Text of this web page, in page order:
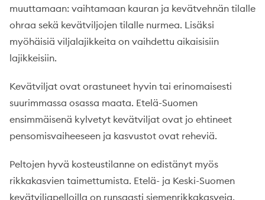
muuttamaan: vaihtamaan kauran ja kevätvehnän tilalle
ohraa sekä kevätviljojen tilalle nurmea. Lisäksi
myöhäisiä viljalajikkeita on vaihdettu aikaisisiin
lajikkeisiin.
Kevätviljat ovat orastuneet hyvin tai erinomaisesti
suurimmassa osassa maata. Etelä-Suomen
ensimmäisenä kylvetyt kevätviljat ovat jo ehtineet
pensomisvaiheeseen ja kasvustot ovat reheviä.
Peltojen hyvä kosteustilanne on edistänyt myös
rikkakasvien taimettumista. Etelä- ja Keski-Suomen
kevätviljapelloilla on runsaasti siemenrikkakasveja,